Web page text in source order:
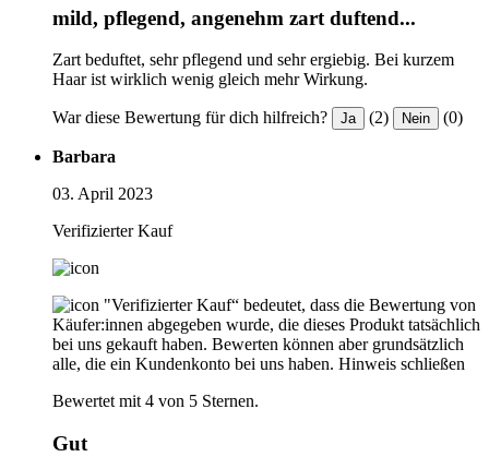
mild, pflegend, angenehm zart duftend...
Zart beduftet, sehr pflegend und sehr ergiebig. Bei kurzem
Haar ist wirklich wenig gleich mehr Wirkung.
War diese Bewertung für dich hilfreich? Ja (2) Nein (0)
Barbara
03. April 2023
Verifizierter Kauf
"Verifizierter Kauf“ bedeutet, dass die Bewertung von
Käufer:innen abgegeben wurde, die dieses Produkt tatsächlich
bei uns gekauft haben. Bewerten können aber grundsätzlich
alle, die ein Kundenkonto bei uns haben. Hinweis schließen
Bewertet mit 4 von 5 Sternen.
Gut